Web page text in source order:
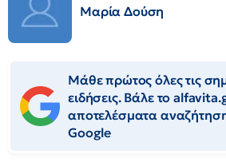
Μαρία Δούση
Μάθε πρώτος όλες τις
ειδήσεις. Βάλε το
αποτελέσματα
Google